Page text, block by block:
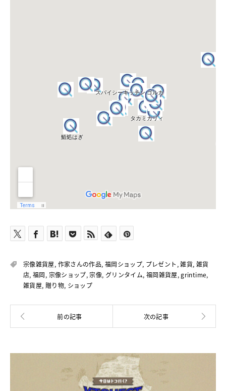
宗像雑貨屋, 作家さんの作品, 福岡ショップ, プレゼント ,雑貨, 雑貨
店,福岡, 宗像ショップ,宗像, グリンタイム, 福岡雑貨屋,grintime,
雑貨屋, 贈り物, ショップ